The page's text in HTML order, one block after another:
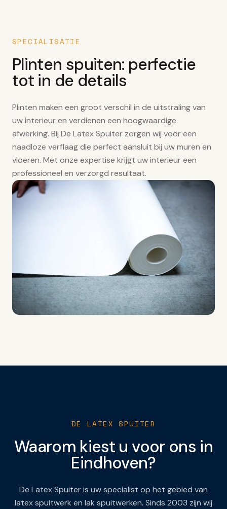
SPECIALISATIE
Plinten spuiten: perfectie
tot in de details
Plinten maken een groot verschil in de uitstraling van
uw interieur en verdienen een hoogwaardige
afwerking. Bij De Latex Spuiter zorgen wij voor een
naadloze verflaag die perfect aansluit bij uw muren en
vloeren. Met onze expertise krijgt uw interieur een
professioneel en verzorgd resultaat.
DE LATEX SPUITER
Waarom kiest u voor ons in
Eindhoven?
De Latex Spuiter is uw specialist op het gebied van
latex spuitwerk en lak spuitwerken. Sinds 2003 zijn wij